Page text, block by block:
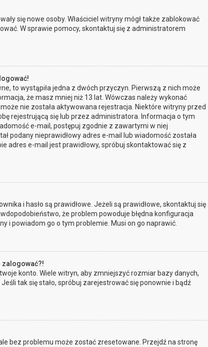
się nowe osoby. Właściciel witryny mógł także zablokować
W sprawie pomocy, skontaktuj się z administratorem
to wystąpiła jedna z dwóch przyczyn. Pierwszą z nich może
że masz mniej niż 13 lat. Wówczas należy wykonać
nie została aktywowana rejestracja. Niektóre witryny przed
rejestrującą się lub przez administratora. Informacja o tym
e-mail, postępuj zgodnie z zawartymi w niej
podany nieprawidłowy adres e-mail lub wiadomość została
adres e-mail jest prawidłowy, spróbuj skontaktować się z
i hasło są prawidłowe. Jeżeli są prawidłowe, skontaktuj się
że problem powoduje błędna konfiguracja
i powiadom go o tym problemie. Musi on go naprawić.
zalogować?!
konto. Wiele witryn, aby zmniejszyć rozmiar bazy danych,
tak się stało, spróbuj zarejestrować się ponownie i bądź
bez problemu może zostać zresetowane. Przejdź na stronę